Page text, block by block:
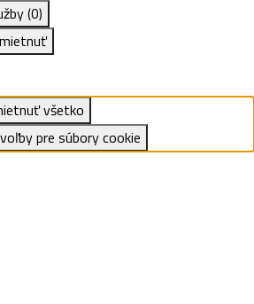
(0)
všetko
pre súbory cookie